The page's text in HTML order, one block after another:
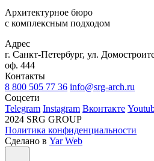
Архитектурное бюро
с комплексным подходом
Адрес
г. Санкт-Петербург, ул.
оф. 444
Контакты
8 800 505 77 36 info@srg-arch.ru
Соцсети
Telegram Instagram Вконтакте
2024 SRG GROUP
Политика конфиденциальности
Сделано в Yar Web